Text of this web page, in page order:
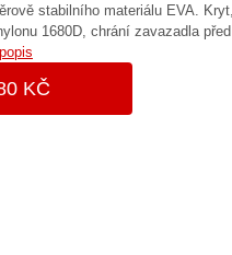
stabilního materiálu EVA. Kryt,
1680D, chrání zavazadla před
KČ